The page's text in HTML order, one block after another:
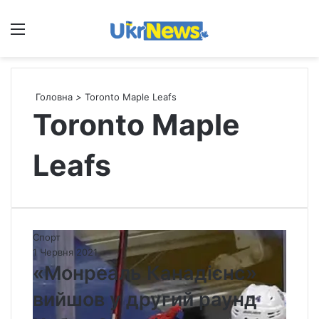
Головна > Toronto Maple Leafs
Toronto Maple
Leafs
«
М
о
н
р
Спорт
1 Червня 2021
«Монреаль Канадієнс»
вийшов у другий раунд